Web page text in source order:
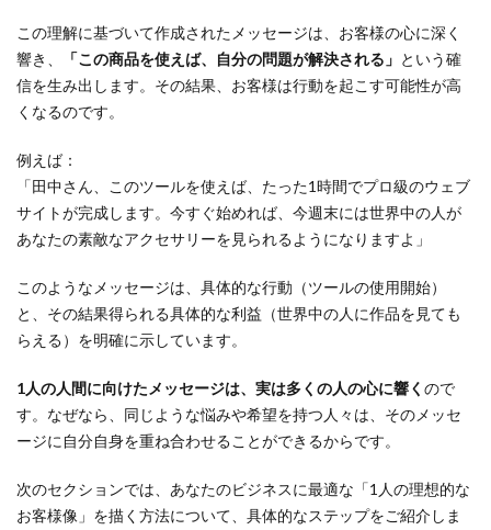
この理解に基づいて作成されたメッセージは、お客様の心に深く
響き、
「この商品を使えば、自分の問題が解決される」 という確
信を生み出します。その結果、お客様は行動を起こす可能性が高
くなるのです。
例えば：
「田中さん、このツールを使えば、たった1時間でプロ級のウェブ
サイトが完成します。今すぐ始めれば、今週末には世界中の人が
あなたの素敵なアクセサリーを見られるようになりますよ」
このようなメッセージは、具体的な行動（ツールの使用開始）
と、その結果得られる具体的な利益（世界中の人に作品を見ても
らえる）を明確に示しています。
1人の人間に向けたメッセージは、実は多くの人の心に響く ので
す。なぜなら、同じような悩みや希望を持つ人々は、そのメッセ
ージに自分自身を重ね合わせることができるからです。
次のセクションでは、あなたのビジネスに最適な「1人の理想的な
お客様像」を描く方法について、具体的なステップをご紹介しま